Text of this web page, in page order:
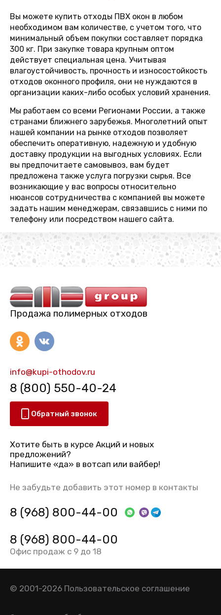
Вы можете купить отходы ПВХ окон в любом
необходимом вам количестве, с учетом того, что
минимальный объем покупки составляет порядка
300 кг. При закупке товара крупным оптом
действует специальная цена. Учитывая
влагоустойчивость, прочность и износостойкость
отходов оконного профиля, они не нуждаются в
организации каких-либо особых условий хранения.
Мы работаем со всеми Регионами России, а также
странами ближнего зарубежья. Многолетний опыт
нашей компании на рынке отходов позволяет
обеспечить оперативную, надежную и удобную
доставку продукции на выгодных условиях. Если
вы предпочитаете самовывоз, вам будет
предложена также услуга погрузки сырья. Все
возникающие у вас вопросы относительно
нюансов сотрудничества с компанией вы можете
задать нашим менеджерам, связавшись с ними по
телефону или посредством нашего сайта.
Продажа полимерных отходов
info@kupi-othodov.ru
8 (800) 550-40-24
Обратный звонок
Хотите быть в курсе Акций и новых
предложений?
Напишите «да» в вотсап или вайбер!
Не забудьте добавить этот номер в контакты
8 (968) 800-44-00
8 (968) 800-44-00
Офис продаж с 9 до 18
© 2001-2026 Пользовательское соглашение